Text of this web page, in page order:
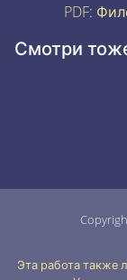
PDF:
Смотри
Эта работа также